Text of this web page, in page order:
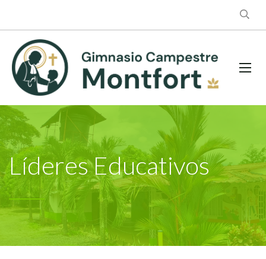
Líderes Educativos